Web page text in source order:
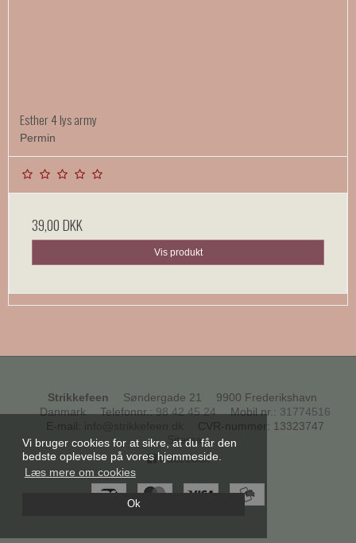
Vi bruger cookies for at sikre, at du får den
bedste oplevelse på vores hjemmeside.
Læs mere om cookies
Ok
Esther 4 lys army
Permin
39,00 DKK
Vis produkt
Strikkefeen Søndergade 21
9900 Frederikshavn
Danmark
Telefonnr.: 98 42 45 24 Mobil nr. : 31774516
E-mail
CVR-nummer: 13323747
Sitemap
Facebook